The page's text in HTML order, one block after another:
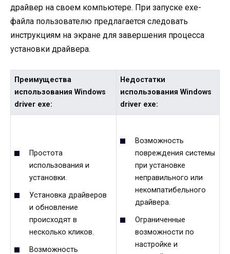
драйвер на своем компьютере. При запуске exe-
файла пользователю предлагается следовать
инструкциям на экране для завершения процесса
установки драйвера.
Преимущества
использования Windows
driver exe:
Недостатки
использования Windows
driver exe:
Простота
использования и
установки.
Установка драйверов
и обновление
происходят в
несколько кликов.
Возможность
Возможность
повреждения системы
при установке
неправильного или
некомпатибельного
драйвера.
Ограниченные
возможности по
настройке и